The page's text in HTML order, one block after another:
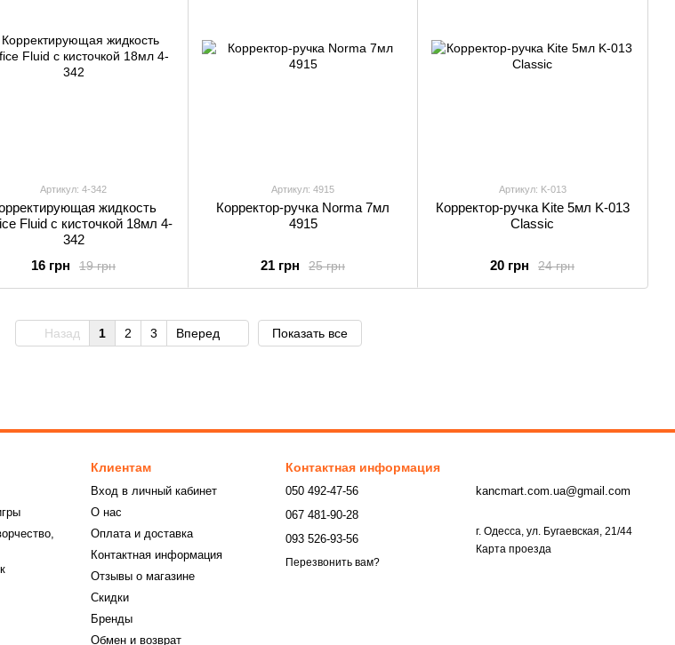
Артикул: 4-342
жидкость
Fluid с кисточкой 18мл 4-
342
19 грн
16 грн
Артикул: 4915
Корректор-ручка Norma 7мл
4915
25 грн
21 грн
Артикул: K-013
Корректор-ручка Kite 5мл K-013
Classic
24 грн
20 грн
Назад 1 2 3 Вперед Показать все
Клиентам
Вход в личный кабинет
О нас
Оплата и доставка
Контактная информация
Отзывы о магазине
Скидки
Бренды
Обмен и возврат
Контактная информация
050 492-47-56
067 481-90-28
093 526-93-56
Перезвонить вам?
kancmart.com.ua@gmail.com
г. Одесса, ул. Бугаевская, 21/44
Карта проезда